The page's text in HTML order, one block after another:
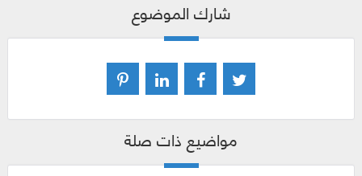
شارك الموضوع
مواضيع ذات صلة